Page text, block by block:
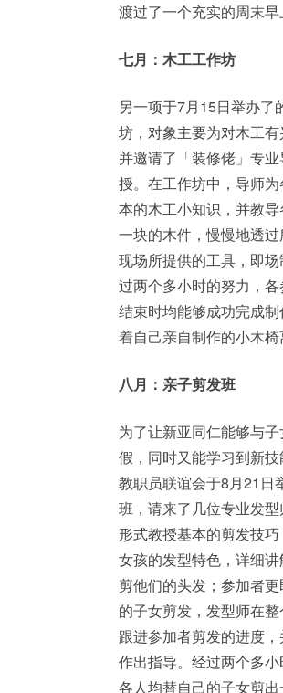
渡过了一个充实的周末早
七月：木工工作坊
另一项于7月15日举办了
坊，对象主要为对木工有
并邀请了「装修佬」专
授。在工作坊中，导师
本的木工小知识，并教
一块的木件，慢慢地透
现场所提供的工具，即
过两个多小时的努力，
结束时均能够成功完成
着自己亲自制作的小木椅
八月：亲子剪发班
为了让新亚同仁能够与
假，同时又能学习到新技
教职员联谊会于8月21日
班，请来了几位专业发
形式教授基本的剪发技
女孩的发型特色，详细
剪他们的头发；参加者
的子女剪发，发型师在
跟进参加者剪发的进度
作出指导。经过两个多小
各人均替自己的子女剪